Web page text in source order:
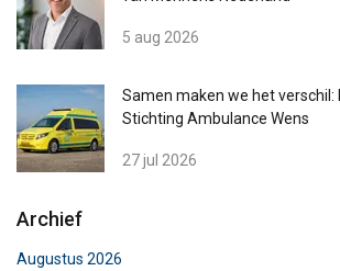
5 aug 2026
Samen maken we het
Stichting Ambulance Wens
27 jul 2026
Archief
Augustus 2026
ALLES ACCEPTEREN